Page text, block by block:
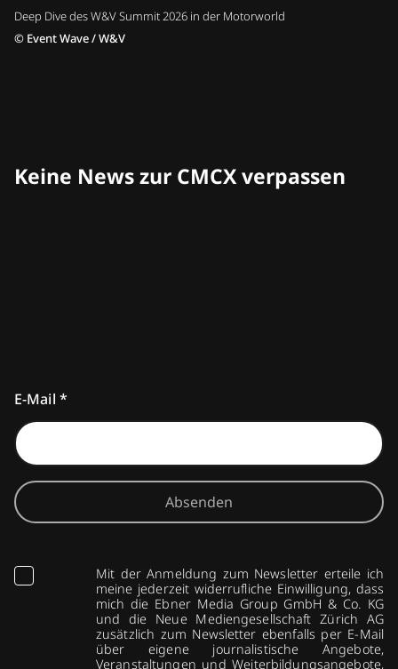
Deep Dive des W&V Summit 2026 in der Motorworld
© Event Wave / W&V
Keine News zur CMCX verpassen
E-Mail *
Absenden
Mit der Anmeldung zum Newsletter erteile ich
meine jederzeit widerrufliche Einwilligung, dass
mich die Ebner Media Group GmbH & Co. KG
und die Neue Mediengesellschaft Zürich AG
zusätzlich zum Newsletter ebenfalls per E-Mail
über eigene journalistische Angebote,
Veranstaltungen und Weiterbildungsangebote,